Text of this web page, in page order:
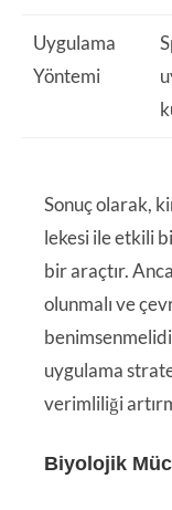
Uygulama
Yöntemi
Sonuç olarak,
lekesi ile etkili
bir araçtır.
olunmalı ve
uygulama
verimliliği
Biyolojik